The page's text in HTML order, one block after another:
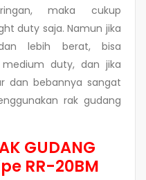
maka cukup
duty saja. Namun jika
lebih berat, bisa
duty, dan jika
dan bebannya sangat
rak gudang
GUDANG
RR-20BM